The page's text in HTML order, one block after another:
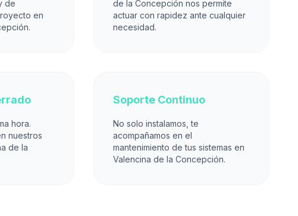
de
en
de la Concepción nos permite
actuar con rapidez ante cualquier
necesidad.
hora.
nuestros
de la
Soporte Continuo
No solo instalamos, te
acompañamos en el
mantenimiento de tus sistemas en
Valencina de la Concepción.